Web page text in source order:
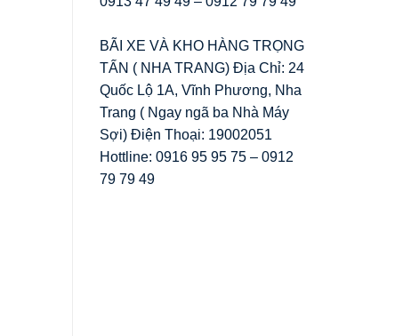
BÃI XE VÀ KHO HÀNG TRỌNG
TẤN ( NHA TRANG) Địa Chỉ: 24
Quốc Lộ 1A, Vĩnh Phương, Nha
Trang ( Ngay ngã ba Nhà Máy
Sợi) Điện Thoại: 19002051
Hottline: 0916 95 95 75 – 0912
79 79 49